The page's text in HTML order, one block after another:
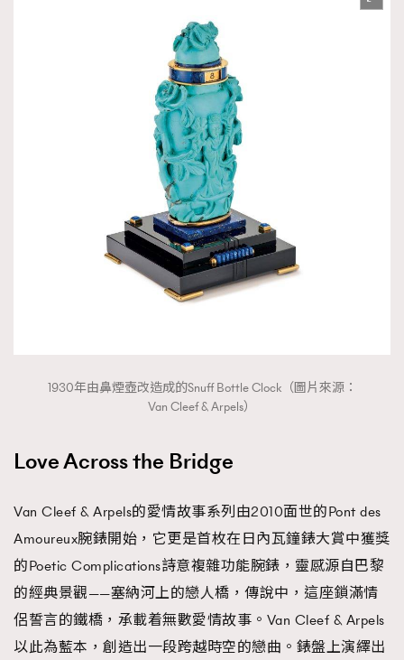
1930年由鼻煙壺改造成的Snuff Bottle Clock（圖片來源：
Van Cleef & Arpels）
Love Across the Bridge
Van Cleef & Arpels的愛情故事系列由2010面世的Pont des
Amoureux腕錶開始，它更是首枚在日內瓦鐘錶大賞中獲獎
的Poetic Complications詩意複雜功能腕錶，靈感源自巴黎
的經典景觀——塞納河上的戀人橋，傳說中，這座鎖滿情
侶誓言的鐵橋，承載着無數愛情故事。Van Cleef & Arpels
以此為藍本，創造出一段跨越時空的戀曲。錶盤上演繹出